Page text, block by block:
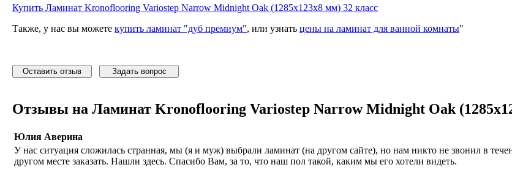
Купить Ламинат Kronoflooring Variostep Narrow Midnight Oak (1285x123x8 мм) 32 класс
Также, у нас вы можете купить ламинат "дуб премиум", или узнать цены на ламинат для ванной комнаты"
Оставить отзыв Задать вопрос
Отзывы на Ламинат Kronoflooring Variostep Narrow Midnight Oak
Юлия Аверина
У нас ситуация сложилась странная, мы (я и муж) выбрали ламинат (на другом сайте), но нам никто не звонил в
другом месте заказать. Нашли здесь. Спасибо Вам, за то, что наш пол такой, каким мы его хотели видеть.